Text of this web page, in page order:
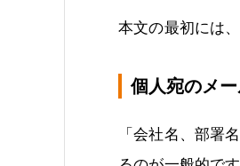
本文の最初には
個人宛のメ
「会社名、部署